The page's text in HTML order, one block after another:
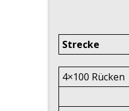
Strecke
4×100 Rücken